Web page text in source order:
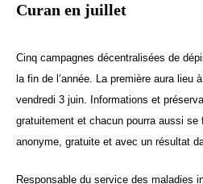
Curan en juillet
Cinq campagnes décentralisées de
la fin de l’année. La première aura lieu
vendredi 3 juin. Informations et
gratuitement et chacun pourra aussi se
anonyme, gratuite et avec un résultat
Responsable du service des maladies